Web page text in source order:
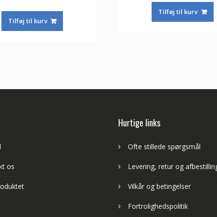
pris
var:
Tilføj til kurv
pris
var:
Tilføj til kurv
os
Hurtige links
Ofte stillede spørgsmål
Levering, retur og
Vilkår og betingelser
Fortrolighedspolitik